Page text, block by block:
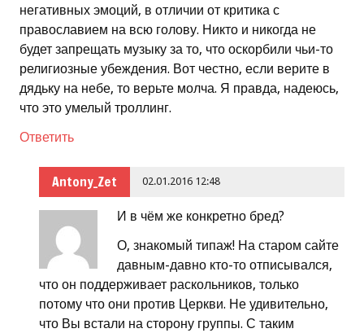
негативных эмоций, в отличии от критика с
православием на всю голову. Никто и никогда не
будет запрещать музыку за то, что оскорбили чьи-то
религиозные убеждения. Вот честно, если верите в
дядьку на небе, то верьте молча. Я правда, надеюсь,
что это умелый троллинг.
Ответить
Antony_Zet 02.01.2016 12:48
И в чём же конкретно бред?
О, знакомый типаж! На старом сайте
давным-давно кто-то отписывался,
что он поддерживает раскольников, только
потому что они против Церкви. Не удивительно,
что Вы встали на сторону группы. С таким